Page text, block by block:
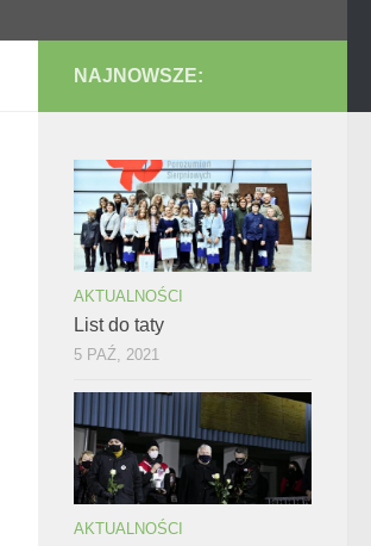
NAJNOWSZE:
AKTUALNOŚCI
List do taty
5 PAŹ, 2021
AKTUALNOŚCI